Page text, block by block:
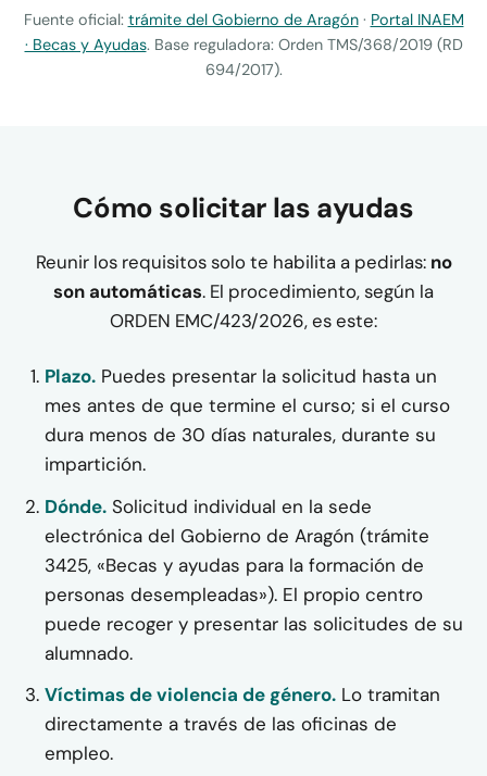
Fuente oficial: trámite del Gobierno de Aragón· Portal INAEM
· Becas y Ayudas. Base reguladora: Orden TMS/368/2019 (RD
694/2017).
Cómo solicitar las ayudas
Reunir los requisitos solo te habilita a pedirlas: no
son automáticas. El procedimiento, según la
ORDEN EMC/423/2026, es este:
Plazo.Puedes presentar la solicitud hasta un
mes antes de que termine el curso; si el curso
dura menos de 30 días naturales, durante su
impartición.
Dónde.Solicitud individual en la sede
electrónica del Gobierno de Aragón (trámite
3425, «Becas y ayudas para la formación de
personas desempleadas»). El propio centro
puede recoger y presentar las solicitudes de su
alumnado.
Víctimas de violencia de género.Lo tramitan
directamente a través de las oficinas de
empleo.